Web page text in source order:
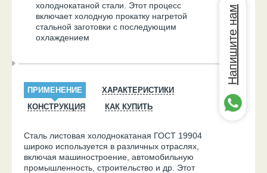
холоднокатаной стали. Этот процесс
включает холодную прокатку нагретой
стальной заготовки с последующим
охлаждением
ПРИМЕНЕНИЕ
ХАРАКТЕРИСТИКИ
КОНСТРУКЦИЯ
КАК КУПИТЬ
Сталь листовая холоднокатаная ГОСТ 19904
широко используется в различных отраслях,
включая машиностроение, автомобильную
промышленность, строительство и др. Этот
Напишите нам